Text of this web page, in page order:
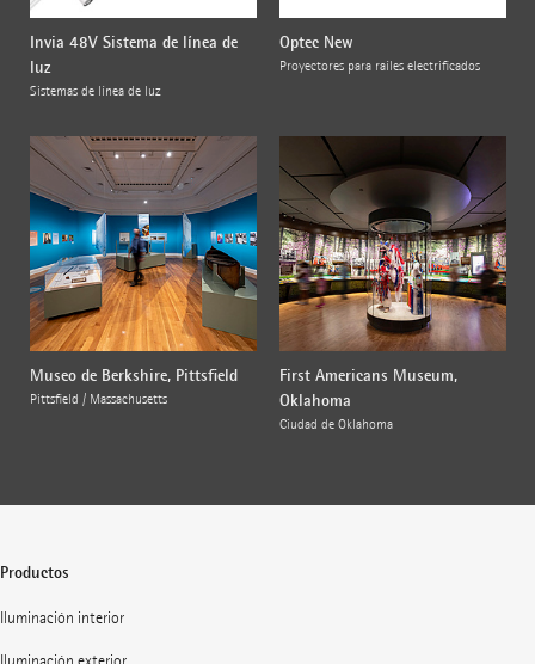
Invia 48V Sistema de línea de
luz
Sistemas de línea de luz
Optec New
Proyectores para raíles electrificados
Museo de Berkshire, Pittsfield
Pittsfield / Massachusetts
First Americans Museum,
Oklahoma
Ciudad de Oklahoma
Productos
Iluminación interior